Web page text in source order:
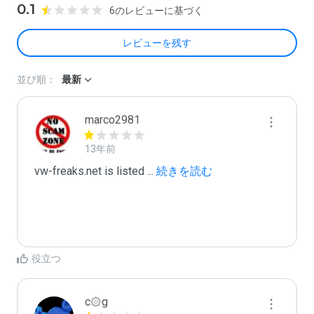
0.1 6のレビューに基づく
レビューを残す
並び順： 最新
marco2981
13年前
vw-freaks.net is listed ... 続きを読む
役立つ
c۞g